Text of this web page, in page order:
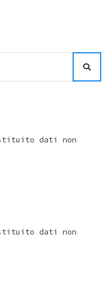
dati non
dati non